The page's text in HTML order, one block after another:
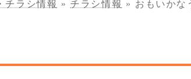
チラシ情報 » チラシ情報 » おもいかな